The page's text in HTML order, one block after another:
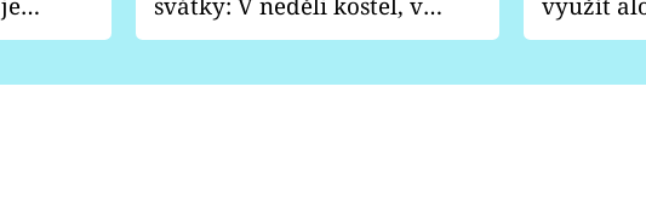
pondělí zábava